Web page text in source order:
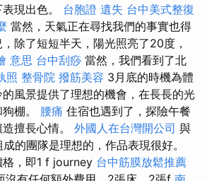
現出色。 台胞證 遺失 台中美式整復
當然，天氣正在尋找我們的事實也得
除了短短半天，陽光照亮了20度，
意思 台中刮痧 當然，我們看到了北
照 整骨院 撥筋美容 3月底的時機為體
風景提供了理想的機會，在長長的光
棚。 腰痛 住宿也遇到了，探險午餐
擅長心情。 外國人在台灣開公司 與
的團隊是理想的，作品表現很好。
格，即1 f journey 台中筋膜放鬆推薦